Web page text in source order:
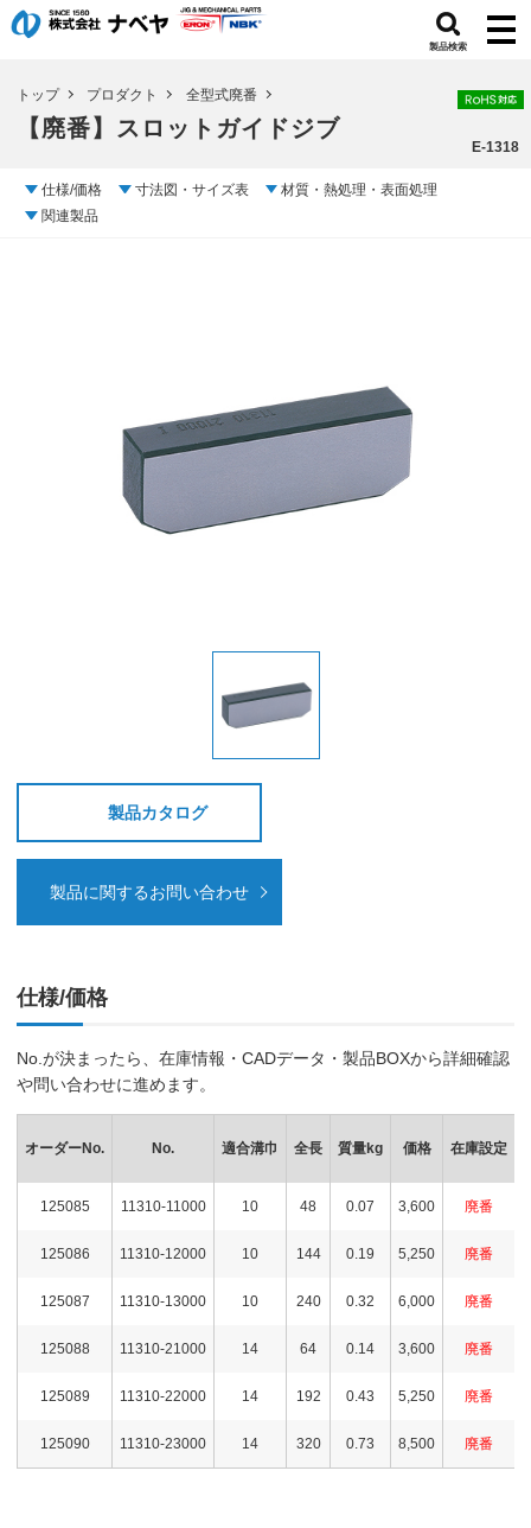
製品検索
トップ プロダクト 全型式廃番
【廃番】スロットガイドジブ
E-1318
仕様/価格 寸法図・サイズ表
材質・熱処理・表面処理
関連製品
製品カタログ
製品に関するお問い合わせ
仕様/価格
No.が決まったら、在庫情報・CADデータ・製品BOXから詳細確認
や問い合わせに進めます。
オーダーNo. No. 適合溝巾 全長 質量kg 価格 在庫設定
125085 11310-11000 10 48 0.07 3,600 廃番
125086 11310-12000 10 144 0.19 5,250 廃番
125087 11310-13000 10 240 0.32 6,000 廃番
125088 11310-21000 14 64 0.14 3,600 廃番
125089 11310-22000 14 192 0.43 5,250 廃番
125090 11310-23000 14 320 0.73 8,500 廃番